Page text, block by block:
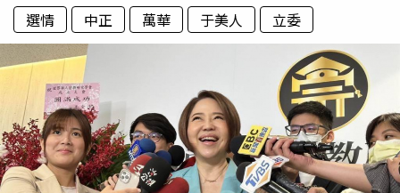
選情 中正 萬華 于美人 立委